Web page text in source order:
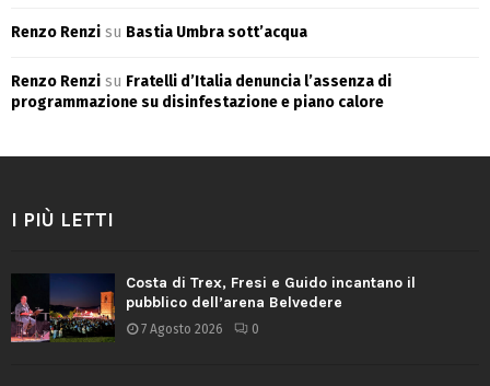
Renzo Renzi su Bastia Umbra sott’acqua
Renzo Renzi su Fratelli d’Italia denuncia l’assenza di
programmazione su disinfestazione e piano calore
I PIÙ LETTI
Costa di Trex, Fresi e Guido incantano il
pubblico dell’arena Belvedere
7 Agosto 2026 0